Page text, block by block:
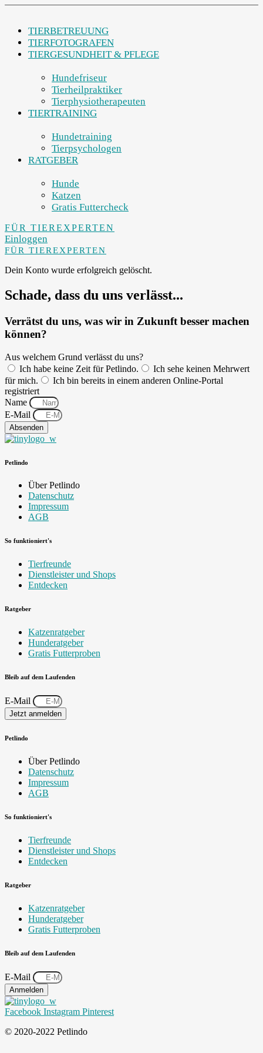
TIERBETREUUNG
TIERFOTOGRAFEN
TIERGESUNDHEIT & PFLEGE
Hundefriseur
Tierheilpraktiker
Tierphysiotherapeuten
TIERTRAINING
Hundetraining
Tierpsychologen
RATGEBER
Hunde
Katzen
Gratis Futtercheck
FÜR TIEREXPERTEN
Einloggen
FÜR TIEREXPERTEN
Dein Konto wurde erfolgreich gelöscht.
Schade, dass du uns verlässt...
Verrätst du uns, was wir in Zukunft besser machen
können?
Aus welchem Grund verlässt du uns?
Ich habe keine Zeit für Petlindo.
Ich sehe keinen Mehrwert
für mich.
Ich bin bereits in einem anderen Online-Portal
registriert
Name
E-Mail
Absenden
Petlindo
Über Petlindo
Datenschutz
Impressum
AGB
So funktioniert's
Tierfreunde
Dienstleister und Shops
Entdecken
Ratgeber
Katzenratgeber
Hunderatgeber
Gratis Futterproben
Bleib auf dem Laufenden
E-Mail
Jetzt anmelden
Petlindo
Über Petlindo
Datenschutz
Impressum
AGB
So funktioniert's
Tierfreunde
Dienstleister und Shops
Entdecken
Ratgeber
Katzenratgeber
Hunderatgeber
Gratis Futterproben
Bleib auf dem Laufenden
E-Mail
Anmelden
Facebook Instagram Pinterest
© 2020-2022 Petlindo